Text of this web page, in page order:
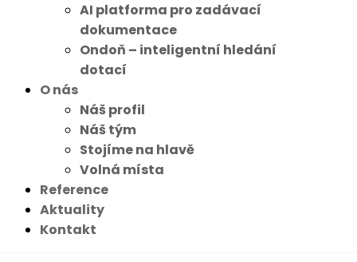
AI platforma pro zadávací
dokumentace
Ondoň – inteligentní hledání
dotací
O nás
Náš profil
Náš tým
Stojíme na hlavě
Volná místa
Reference
Aktuality
Kontakt